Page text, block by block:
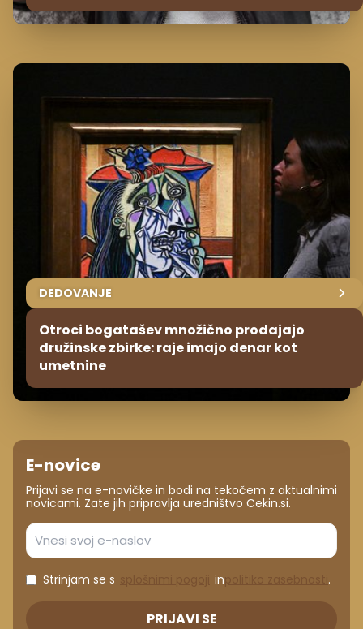
DEDOVANJE
Otroci bogatašev množično prodajajo
družinske zbirke: raje imajo denar kot
umetnine
E-novice
Prijavi se na e-novičke in bodi na tekočem z aktualnimi
novicami. Zate jih pripravlja uredništvo Cekin.si.
Strinjam se s in .
PRIJAVI SE